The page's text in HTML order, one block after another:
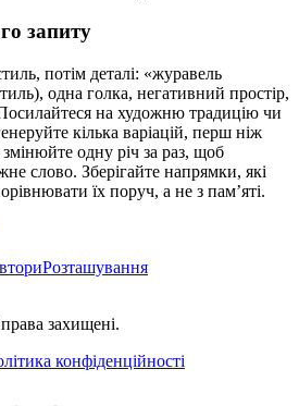
запиту
потім деталі: «журавель
одна голка, негативний простір,
Посилайтеся на художню традицію чи
кілька варіацій, перш ніж
одну річ за раз, щоб
слово. Зберігайте напрямки, які
їх поруч, а не з пам’яті.
Розташування
захищені.
конфіденційності